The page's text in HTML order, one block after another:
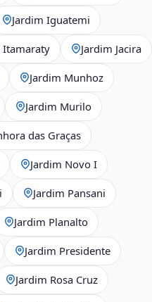
Jardim Iguatemi
Itamaraty Jardim Jacira
Jardim Munhoz
Jardim Murilo
das Graças
Jardim Novo I
Jardim Pansani
Jardim Planalto
Jardim Presidente
Jardim Rosa Cruz